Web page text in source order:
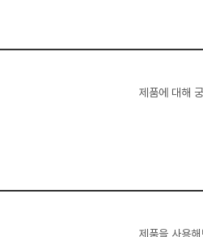
제품에 대해
제품을 사용